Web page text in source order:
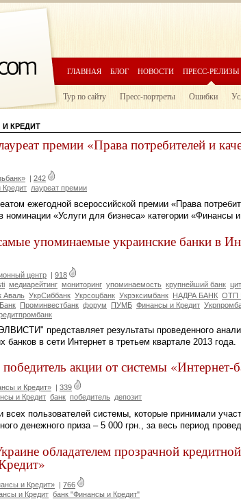
ГЛАВНАЯ БЛОГ НОВОСТИ ПРЕСС-РЕЛИЗЫ
Тур по сайту Пресс-портреты Ошибки
КРЕДИТ
премии «Права потребителей и
| 242
лауреат премии
ежегодной всероссийской премии «Права
номинации «Услуги для бизнеса» категории «Финансы
упоминаемые украинские банки в
центр | 918
медиарейтинг мониторинг упоминаемость крупнейший банк
Аваль УкрСиббанк Укрсоцбанк Укрэксимбанк НАДРА БАНК ОТП
Проминвестбанк форум ПУМБ Финансы и Кредит
представляет результаты проведенного
банков в сети Интернет в третьем квартале 2013 года.
акции от системы «Интернет-
и Кредит»
339
и Кредит банк победитель депозит
всех пользователей системы, которые принимали
денежного приза – 5 000 грн., за весь период
обладателем прозрачной
и Кредит» | 766
и Кредит банк "Финансы и Кредит"